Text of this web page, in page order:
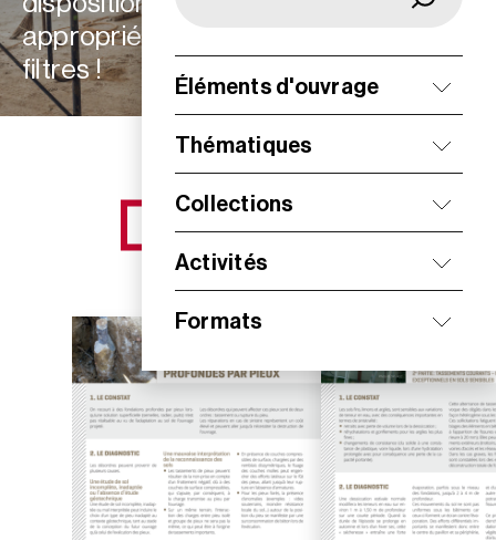
Éléments d'ouvrage
Thématiques
Collections
Activités
Formats
appropriées à vos besoins grâce aux
filtres !
NOS NOUVEAUTÉS